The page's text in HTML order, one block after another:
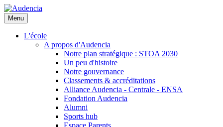
Aller
au
contenu
principal
Menu
L'école
A propos d'Audencia
Notre plan stratégique : STOA 2030
Un peu d'histoire
Notre gouvernance
Classements & accréditations
Alliance Audencia - Centrale - ENSA
Fondation Audencia
Alumni
Sports hub
Espace Parents